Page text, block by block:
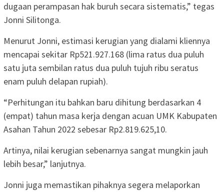
dugaan perampasan hak buruh secara sistematis,” tegas
Jonni Silitonga.
Menurut Jonni, estimasi kerugian yang dialami kliennya
mencapai sekitar Rp521.927.168 (lima ratus dua puluh
satu juta sembilan ratus dua puluh tujuh ribu seratus
enam puluh delapan rupiah).
“Perhitungan itu bahkan baru dihitung berdasarkan 4
(empat) tahun masa kerja dengan acuan UMK Kabupaten
Asahan Tahun 2022 sebesar Rp2.819.625,10.
Artinya, nilai kerugian sebenarnya sangat mungkin jauh
lebih besar,” lanjutnya.
Jonni juga memastikan pihaknya segera melaporkan